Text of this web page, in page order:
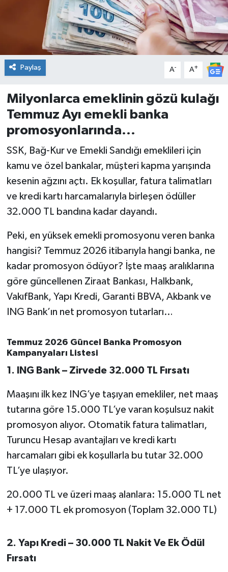
Paylaş A- A+
Milyonlarca emeklinin gözü kulağı
Temmuz Ayı emekli banka
promosyonlarında...
SSK, Bağ-Kur ve Emekli Sandığı emeklileri için
kamu ve özel bankalar, müşteri kapma yarışında
kesenin ağzını açtı. Ek koşullar, fatura talimatları
ve kredi kartı harcamalarıyla birleşen ödüller
32.000 TL bandına kadar dayandı.
Peki, en yüksek emekli promosyonu veren banka
hangisi? Temmuz 2026 itibarıyla hangi banka, ne
kadar promosyon ödüyor? İşte maaş aralıklarına
göre güncellenen Ziraat Bankası, Halkbank,
VakıfBank, Yapı Kredi, Garanti BBVA, Akbank ve
ING Bank’ın net promosyon tutarları…
Temmuz 2026 Güncel Banka Promosyon
Kampanyaları Listesi
1. ING Bank – Zirvede 32.000 TL Fırsatı
Maaşını ilk kez ING’ye taşıyan emekliler, net maaş
tutarına göre 15.000 TL’ye varan koşulsuz nakit
promosyon alıyor. Otomatik fatura talimatları,
Turuncu Hesap avantajları ve kredi kartı
harcamaları gibi ek koşullarla bu tutar 32.000
TL’ye ulaşıyor.
20.000 TL ve üzeri maaş alanlara: 15.000 TL net
+ 17.000 TL ek promosyon (Toplam 32.000 TL)
2. Yapı Kredi – 30.000 TL Nakit Ve Ek Ödül
Fırsatı
EKONOMİ
Erdek
Gömeç
İvrindi
KENT GÜNDEMİ
Kepsut
KÜLTÜR-SANAT
MAGAZİN
MANŞET
OLAY
OTOMOTİV
Resmi İlanlar
SAĞLIK
Savaştepe
SEYAHAT
SİYASET
Sındırgı
SÜRMANŞET